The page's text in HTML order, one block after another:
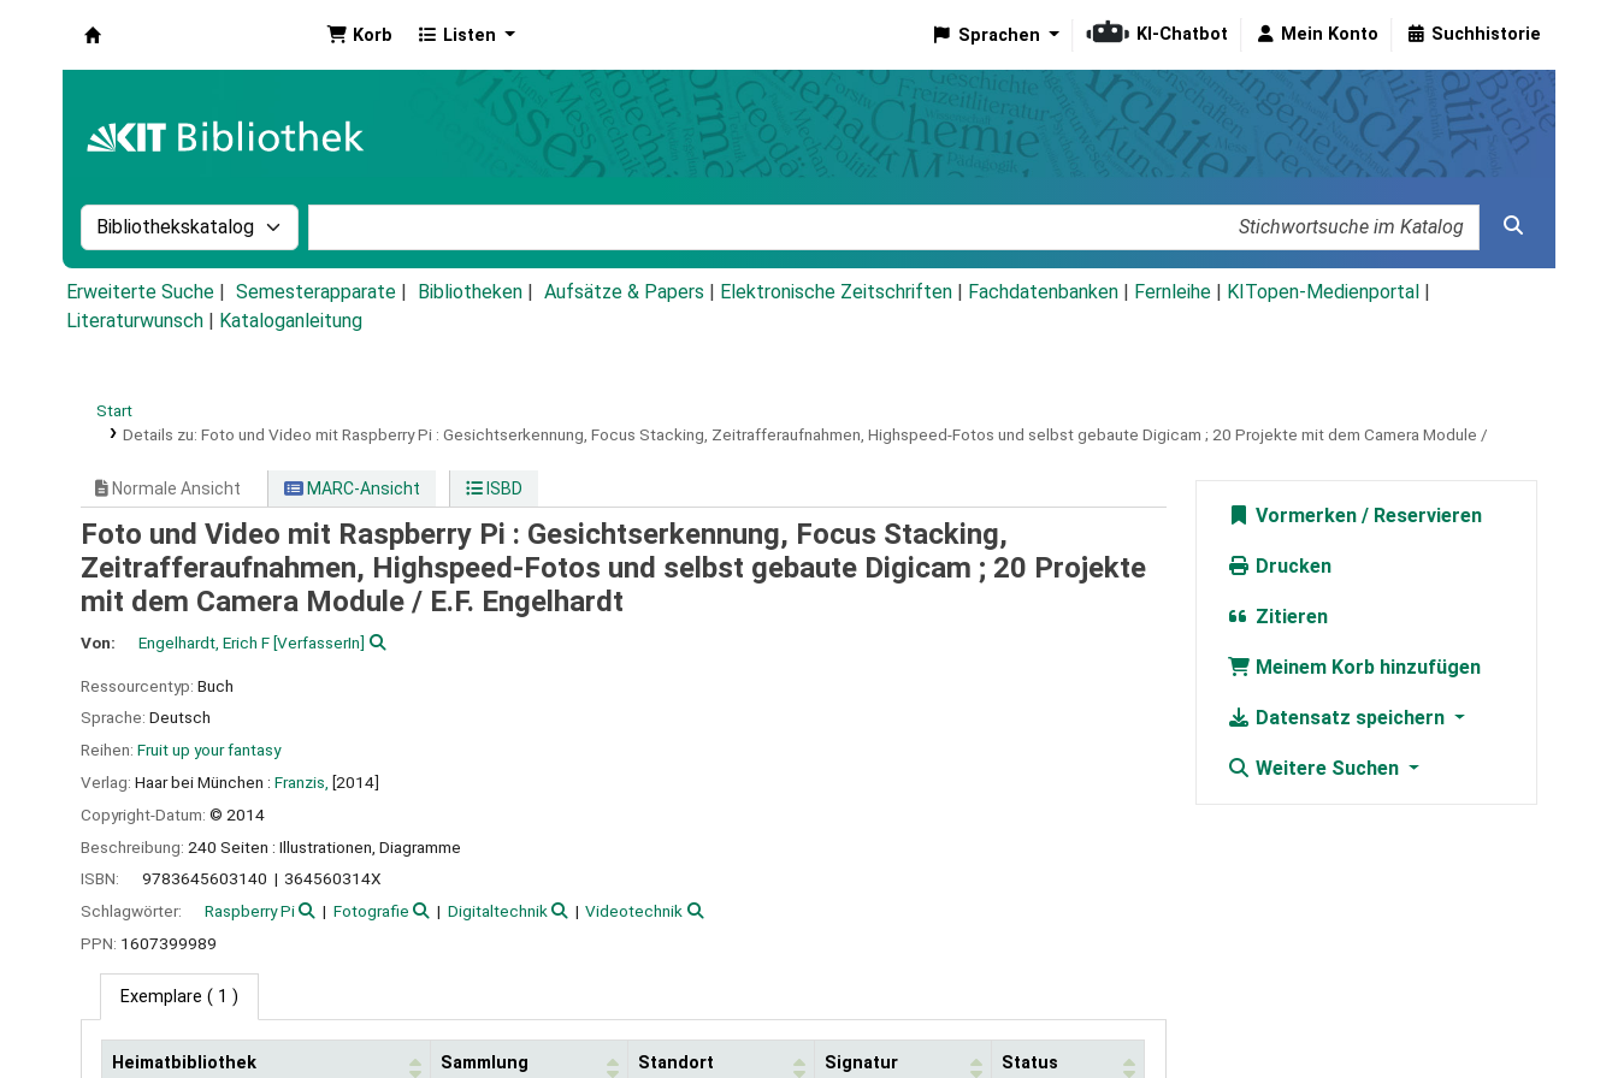
Korb Listen Sprachen KI-Chatbot Mein Konto Suchhistorie
Suche im Katalog nach:
Erweiterte Suche Semesterapparate Bibliotheken Aufsätze & Papers Elektronische Zeitschriften Fachdatenbanken Fernleihe KITopen-Medienportal
Literaturwunsch
Kataloganleitung
Start
Details zu: Foto und Video mit Raspberry Pi : Gesichtserkennung, Focus Stacking, Zeitrafferaufnahmen, Highspeed-Fotos und selbst gebaute Digicam ; 20 Projekte mit dem Camera Module /
Normale Ansicht MARC-Ansicht ISBD
Foto und Video mit Raspberry Pi : Gesichtserkennung, Focus Stacking,
Zeitrafferaufnahmen, Highspeed-Fotos und selbst gebaute Digicam ; 20 Projekte
mit dem Camera Module / E.F. Engelhardt
Von: Engelhardt, Erich F[VerfasserIn]
Ressourcentyp: Buch
Sprache: Deutsch
Reihen: Fruit up your fantasy
Verlag: Haar bei München : Franzis, [2014]
Copyright-Datum: © 2014
Beschreibung: 240 Seiten : Illustrationen, Diagramme
ISBN:
9783645603140
364560314X
Schlagwörter:
Raspberry Pi Fotografie Digitaltechnik
Videotechnik
PPN: 1607399989
Exemplare ( 1 )
Heimatbibliothek Sammlung Standort Signatur Status
Vormerken
Drucken
Zitieren
Meinem Korb hinzufügen
Datensatz speichern
Weitere Suchen